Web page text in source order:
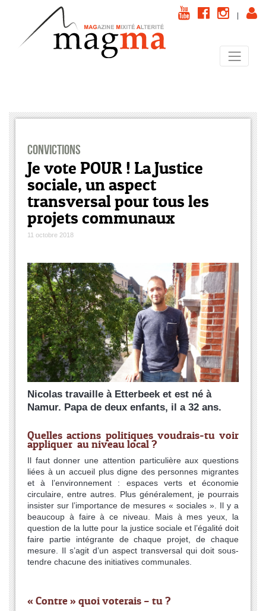
Convictions
Je vote POUR ! La Justice
sociale, un aspect
transversal pour tous les
projets communaux
11 octobre 2018
Nicolas travaille à Etterbeek et est né à
Namur. Papa de deux enfants, il a 32 ans.
Quelles actions politiques voudrais-tu voir
appliquer au niveau local ?
Il faut donner une attention particulière aux questions
liées à un accueil plus digne des personnes migrantes
et à l’environnement : espaces verts et économie
circulaire, entre autres. Plus généralement, je pourrais
insister sur l’importance de mesures « sociales ». Il y a
beaucoup à faire à ce niveau. Mais à mes yeux, la
question de la lutte pour la justice sociale et l’égalité doit
faire partie intégrante de chaque projet, de chaque
mesure. Il s’agit d’un aspect transversal qui doit sous-
tendre chacune des initiatives communales.
« Contre » quoi voterais – tu ?